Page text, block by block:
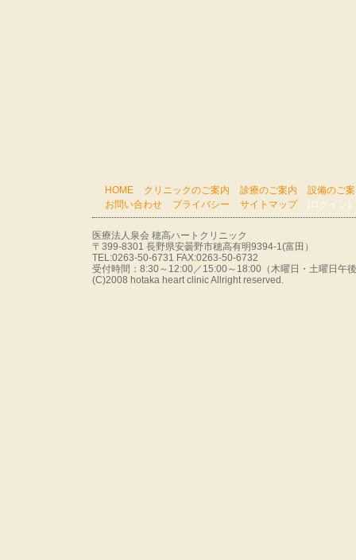
HOME クリニックのご案内 診療のご案内
設備のご
お問い合わせ
プライバシー サイトマップ [ログイン]
医療法人泉会 穂高ハートクリニック
〒399-8301 長野県安曇野市穂高有明9394-1(富田）
TEL:0263-50-6731 FAX:0263-50-6732
受付時間：8:30～12:00／15:00～18:00（木曜日・土曜日午
(C)2008 hotaka heart clinic Allright reserved.